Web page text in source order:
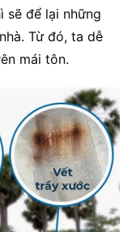
sẽ để lại những
Từ đó, ta dễ
mái tôn.